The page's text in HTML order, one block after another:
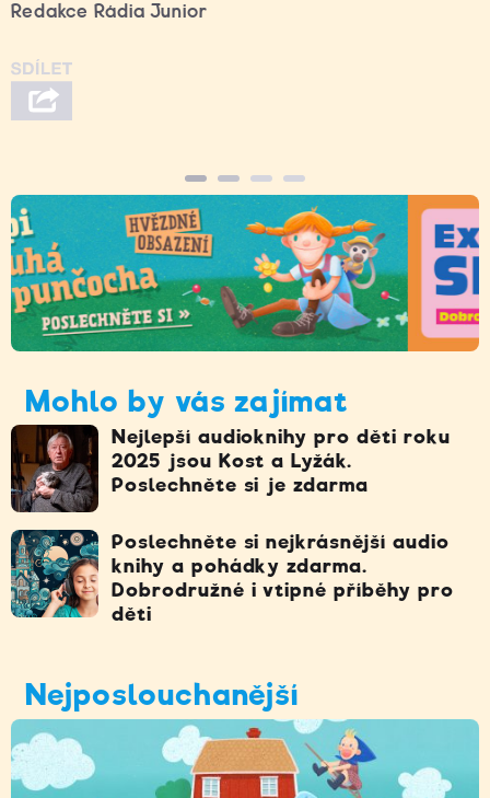
Redakce Rádia Junior
Mohlo by vás zajímat
Nejlepší audioknihy pro děti roku
2025 jsou Kost a Lyžák.
Poslechněte si je zdarma
Poslechněte si nejkrásnější audio
knihy a pohádky zdarma.
Dobrodružné i vtipné příběhy pro
děti
Nejposlouchanější